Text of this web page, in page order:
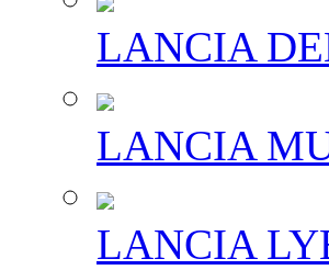
LANCIA
LANCIA
LANCIA